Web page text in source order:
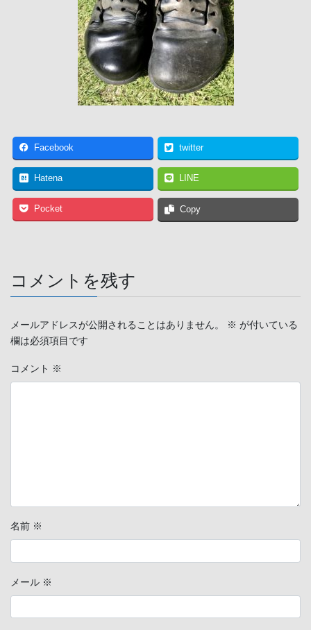
Facebook twitter
Hatena LINE
Pocket Copy
コメントを残す
メールアドレスが公開されることはありません。 ※ が付いている
欄は必須項目です
コメント ※
名前 ※
メール ※